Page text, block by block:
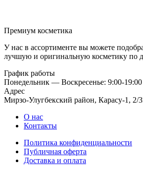
Премиум косметика
У нас в ассортименте вы можете
лучшую и оригинальную косметику по
График работы
Понедельник — Воскресенье: 9:00-19:00
Адрес
Мирзо-Улугбекский район, Карасу-1, 2/
О нас
Контакты
Политика конфиденциальности
Публичная оферта
Доставка и оплата